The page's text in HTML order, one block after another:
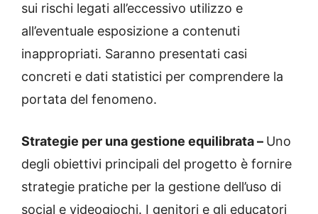
sui rischi legati all’eccessivo utilizzo e
all’eventuale esposizione a contenuti
inappropriati. Saranno presentati casi
concreti e dati statistici per comprendere la
portata del fenomeno.
Strategie per una gestione equilibrata – Uno
degli obiettivi principali del progetto è fornire
strategie pratiche per la gestione dell’uso di
social e videogiochi. I genitori e gli educatori